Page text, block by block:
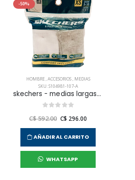
-50%
HOMBRE,ACCESORIOS, MEDIAS
SKU: S104981-107-A
skechers - medias largas 6pk 1/2 terry crew unisex
C$ 592.00 C$ 296.00
AÑADIR AL CARRITO
WHATSAPP